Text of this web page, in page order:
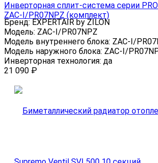
Инверторная сплит-система серии
ZAC-I/PR07NPZ (комплект)
Бренд: EXPERTAIR by ZILON
Модель: ZAC-I/PR07NPZ
Модель внутреннего блока: ZAC-I/
Модель наружного блока: ZAC-I/
Инверторная технология: да
21 090 ₽